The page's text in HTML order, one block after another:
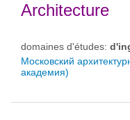
Architecture
domaines d'études:
Московский
академия)